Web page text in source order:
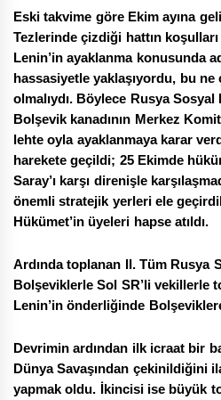
Eski takvime göre Ekim ayına
Tezlerinde çizdiği hattın koşulları
Lenin’in ayaklanma konusunda
hassasiyetle yaklaşıyordu, bu
olmalıydı. Böylece Rusya
Bolşevik kanadının Merkez
lehte oyla ayaklanmaya karar
harekete geçildi; 25 Ekimde
Saray’ı karşı direnişle
önemli stratejik yerleri ele
Hükümet’in üyeleri hapse atıldı.
Ardında toplanan II. Tüm Rusya
Bolşeviklerle Sol SR’li vekillerle
Lenin’in önderliğinde
Devrimin ardından ilk icraat bir
Dünya Savaşından çekinildiğini
yapmak oldu. İkincisi ise büyük